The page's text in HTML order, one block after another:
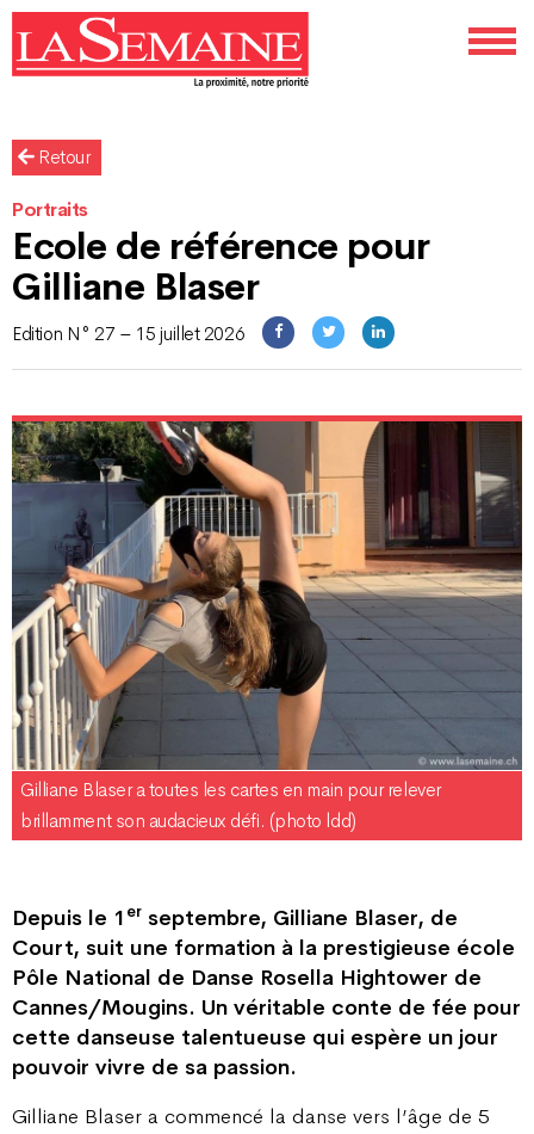
Retour
Portraits
Ecole de référence pour
Gilliane Blaser
Edition N° 27 – 15 juillet 2026
Gilliane Blaser a toutes les cartes en main pour relever
brillamment son audacieux défi. (photo ldd)
Depuis le 1 er septembre, Gilliane Blaser, de
Court, suit une formation à la prestigieuse école
Pôle National de Danse Rosella Hightower de
Cannes/Mougins. Un véritable conte de fée pour
cette danseuse talentueuse qui espère un jour
pouvoir vivre de sa passion.
Gilliane Blaser a commencé la danse vers l’âge de 5